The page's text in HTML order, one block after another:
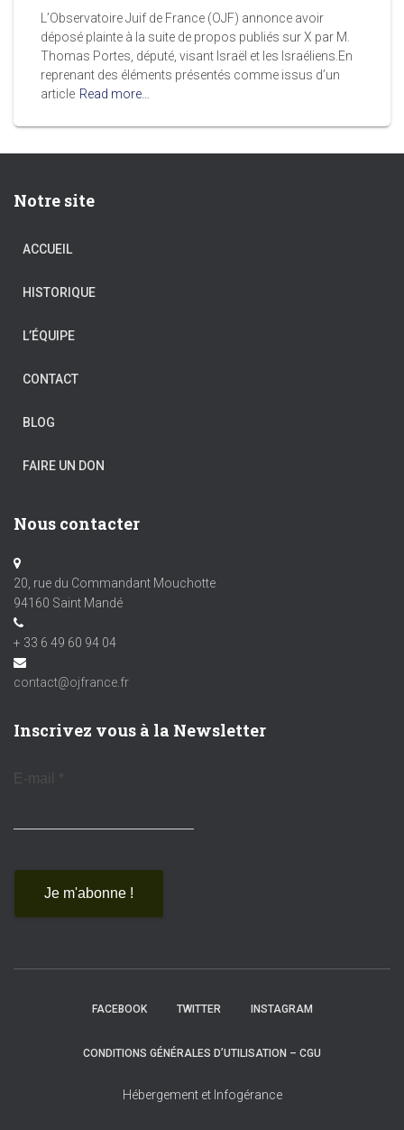
L’Observatoire Juif de France (OJF) annonce avoir
déposé plainte à la suite de propos publiés sur X par M.
Thomas Portes, député, visant Israël et les Israéliens.En
reprenant des éléments présentés comme issus d’un
article Read more…
Notre site
ACCUEIL
HISTORIQUE
L’ÉQUIPE
CONTACT
BLOG
FAIRE UN DON
Nous contacter
20, rue du Commandant Mouchotte
94160 Saint Mandé
+ 33 6 49 60 94 04
contact@ojfrance.fr
Inscrivez vous à la Newsletter
E-mail *
FACEBOOK TWITTER INSTAGRAM
CONDITIONS GÉNÉRALES D’UTILISATION – CGU
Hébergement et Infogérance